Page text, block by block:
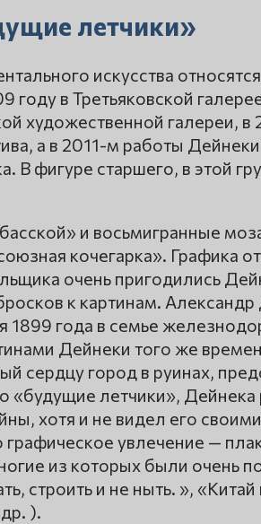
летчики»
искусства
году в Третьяковской
художественной галереи,
а в 2011-м работы
фигуре старшего, в этой
и восьмигранные
кочегарка». Графика
очень пригодились
к картинам.
года в семье
Дейнеки того же
сердцу город в руинах,
«будущие летчики», Дейнека
хотя и не видел его
увлечение —
из которых были очень
строить и не ныть. », «Китай
).